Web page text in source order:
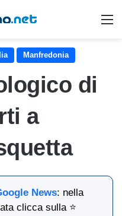
Manfredonia
di
a
News: nella
clicca sulla ⭐